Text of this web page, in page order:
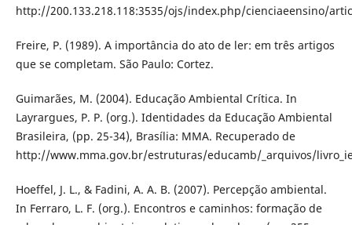
http://200.133.218.118:3535/ojs/index.php/cienciaeensino/
Freire, P. (1989). A importância do ato de ler: em três artigos
que se completam. São Paulo: Cortez.
Guimarães, M. (2004). Educação Ambiental Crítica. In
Layrargues, P. P. (org.). Identidades da Educação Ambiental
Brasileira, (pp. 25-34), Brasília: MMA. Recuperado de
http://www.mma.gov.br/estruturas/educamb/_arquivos/
Hoeffel, J. L., & Fadini, A. A. B. (2007). Percepção ambiental.
In Ferraro, L. F. (org.). Encontros e caminhos: formação de